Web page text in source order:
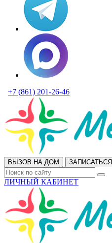
+7 (861) 201-26-46
ВЫЗОВ НА ДОМ ЗАПИСАТЬСЯ
ЛИЧНЫЙ КАБИНЕТ